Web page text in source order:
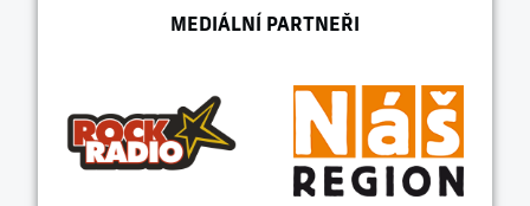
MEDIÁLNÍ PARTNEŘI